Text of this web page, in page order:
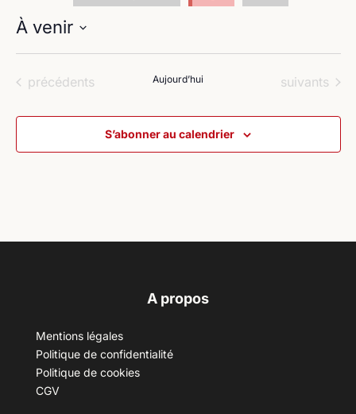
À venir
date.Évènements
précédents Aujourd’hui Évènements
suivants
S’abonner au calendrier
A propos
Mentions légales
Politique de confidentialité
Politique de cookies
CGV